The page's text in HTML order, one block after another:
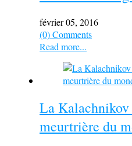
février 05, 2016
(0) Comments
Read more...
La
meurtrière du